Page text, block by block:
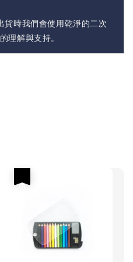
貨時我們會使用乾淨的二次
理解與支持。